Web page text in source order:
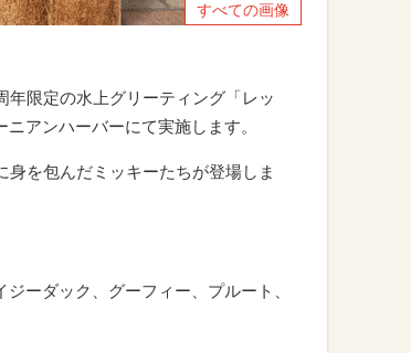
すべての画像
限定の水上グリーティング「レッ
アンハーバーにて実施します。
を包んだミッキーたちが登場しま
ーダック、グーフィー、プルート、